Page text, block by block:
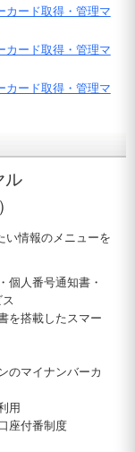
カード取得・管理マ
カード取得・管理マ
カード取得・管理マ
ル
い情報のメニューを
人番号通知書・
搭載したスマー
マイナンバーカ
用
付番制度